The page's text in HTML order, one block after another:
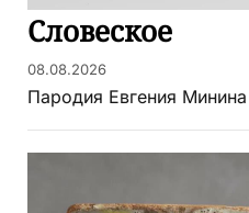
Словеское
08.08.2026
Пародия Евгения Минина